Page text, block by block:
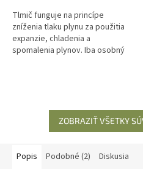
Tlmič funguje na princípe
zníženia tlaku plynu za použitia
expanzie, chladenia a
spomalenia plynov. Iba osobný
ZOBRAZIŤ VŠETKY
Popis Podobné (2) Diskusia